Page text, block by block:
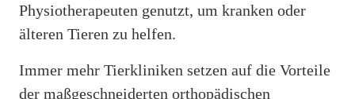
Physiotherapeuten genutzt, um kranken oder
älteren Tieren zu helfen.
Immer mehr Tierkliniken setzen auf die Vorteile
der maßgeschneiderten orthopädischen